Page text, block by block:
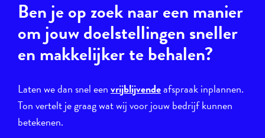
Ben je op zoek naar een manier
om jouw doelstellingen sneller
en makkelijker te behalen?
Laten we dan snel eenvrijblijvendeafspraak inplannen.
Ton vertelt je graag wat wij voor jouw bedrijf kunnen
betekenen.